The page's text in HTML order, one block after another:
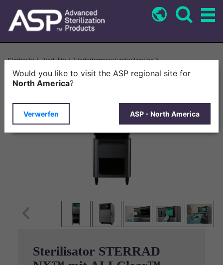
Pfadnavigation
Startseite Produkte
Niedertemperatursterilisation
Sterilisator STERRAD NX™ Mit ALLClear™-Technologie
Sterilisator STERRAD
Would you like to visit the ASP regional site for
North America?
Verwerfen ASP - North America